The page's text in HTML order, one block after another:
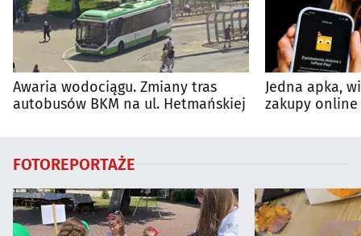
Awaria wodociągu. Zmiany tras
autobusów BKM na ul. Hetmańskiej
Jedna apka,
zakupy online
FOTOREPORTAŻE